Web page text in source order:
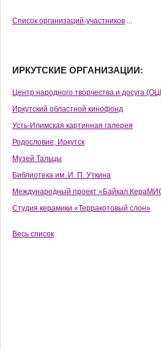
Cписок организаций-участников ...
ИРКУТСКИЕ ОРГАНИЗАЦИИ:
Центр народного творчества и досуга
Иркутский областной кинофонд
Усть-Илимская картинная галерея
Родословие, Иркутск
Музей Тальцы
Библиотека им. И. П. Уткина
Международный проект «Байкал
Студия керамики «Терракотовый слон»
Весь список